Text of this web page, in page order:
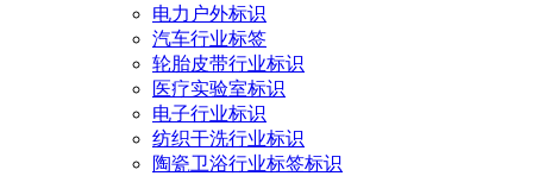
电力户外标识
汽车行业标签
轮胎皮带行业标识
医疗实验室标识
电子行业标识
纺织干洗行业标识
陶瓷卫浴行业标签标识